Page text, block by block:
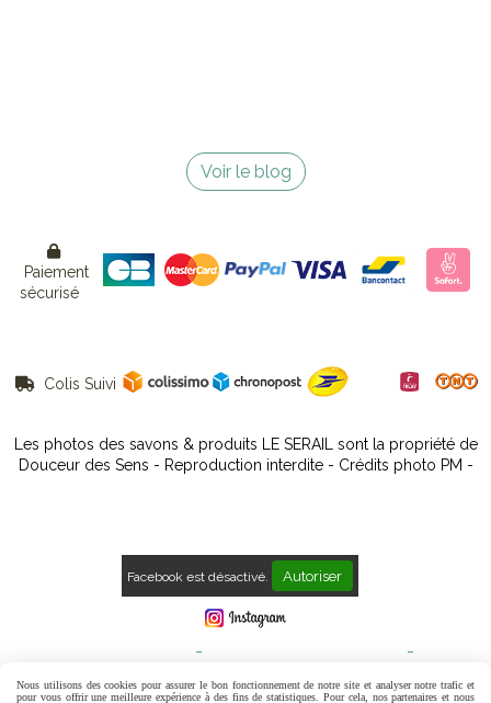
Voir le blog

Paiement
sécurisé
 Colis Suivi
Les photos des savons & produits LE SERAIL sont la propriété de
Douceur des Sens - Reproduction interdite - Crédits photo PM -
Facebook est désactivé. Autoriser
Politique de confidentialité Gestion cookies Mon Compte
Nous utilisons des cookies pour assurer le bon fonctionnement de notre site et analyser notre trafic et
pour vous offrir une meilleure expérience à des fins de statistiques. Pour cela, nos partenaires et nous